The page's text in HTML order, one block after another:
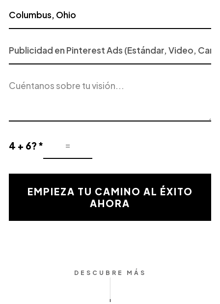
o
Servicio
Interés
del
4 + 6? *
Resultado
la
validaciónEMPIEZA TU CAMINO AL ÉXITO
AHORA
DESCUBRE MÁS